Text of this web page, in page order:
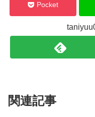
Pocket
関連記事